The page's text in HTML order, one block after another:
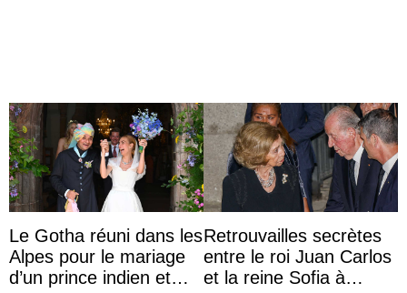
Le Gotha réuni dans les
Alpes pour le mariage
d’un prince indien et
Retrouvailles secrètes
entre le roi Juan Carlos
et la reine Sofia à